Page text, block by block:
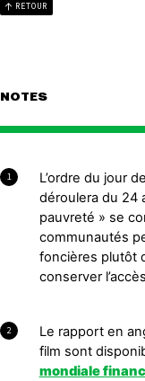
RETOUR
NOTES
1
L’ordre du jour
déroulera du 24
pauvreté » se
communautés
foncières plutôt
conserver
2
Le rapport en
film sont
mondiale